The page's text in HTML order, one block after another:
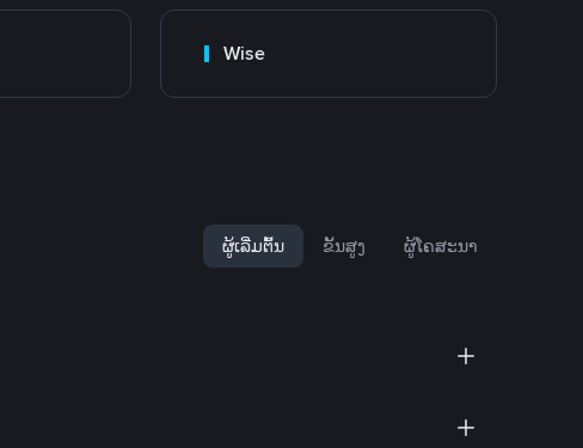
Wise
ຜູ້ເລີ່ມຕົ້ນ ຂັ້ນສູງ ຜູ້ໂຄສະນາ